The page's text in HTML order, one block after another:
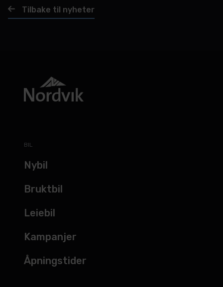
Tilbake til nyheter
BIL
Nybil
Bruktbil
Leiebil
Kampanjer
Åpningstider